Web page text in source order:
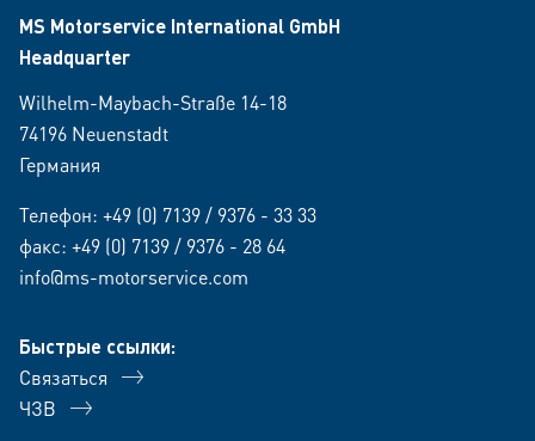
MS Motorservice International GmbH
Headquarter
Wilhelm-Maybach-Straße 14-18
74196 Neuenstadt
Германия
Телефон: +49 (0) 7139 / 9376 - 33 33
факс: +49 (0) 7139 / 9376 - 28 64
info@ms-motorservice.com
Быстрые ссылки:
Связаться
ЧЗВ